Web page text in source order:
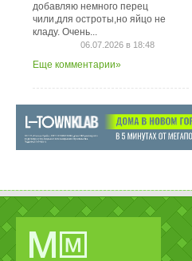
добавляю немного перец
чили,для остроты,но яйцо не
кладу. Очень...
06.07.2026 в 18:48
Еще комментарии»